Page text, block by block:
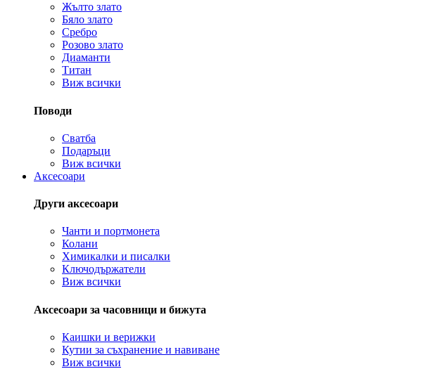
Жълто злато
Бяло злато
Сребро
Розово злато
Диаманти
Титан
Виж всички
Поводи
Сватба
Подаръци
Виж всички
Аксесоари
Други аксесоари
Чанти и портмонета
Колани
Химикалки и писалки
Ключодържатели
Виж всички
Аксесоари за часовници и бижута
Каишки и верижки
Кутии за съхранение и навиване
Виж всички